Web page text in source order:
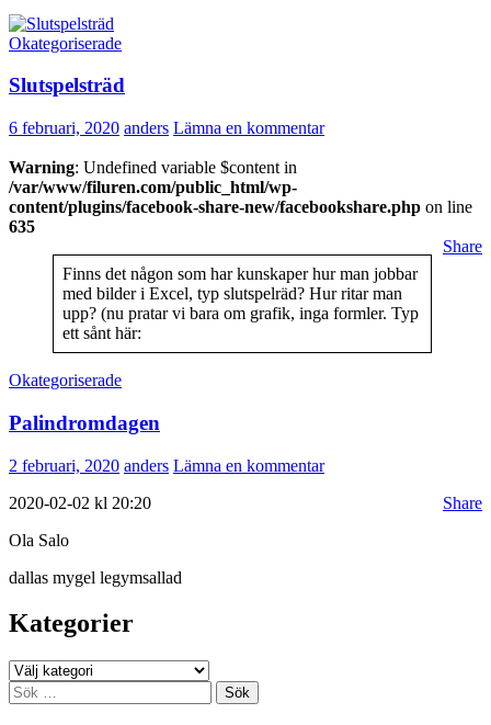
Okategoriserade
Slutspelsträd
6 februari, 2020 anders Lämna en kommentar
Warning: Undefined variable $content in
/var/www/filuren.com/public_html/wp-
content/plugins/facebook-share-new/facebookshare.php on line
635
Share
Finns det någon som har kunskaper hur man jobbar
med bilder i Excel, typ slutspelräd? Hur ritar man
upp? (nu pratar vi bara om grafik, inga formler. Typ
ett sånt här:
Okategoriserade
Palindromdagen
2 februari, 2020 anders Lämna en kommentar
Share
2020-02-02 kl 20:20
Ola Salo
dallas mygel legymsallad
Kategorier
Kategorier
Sök
efter: